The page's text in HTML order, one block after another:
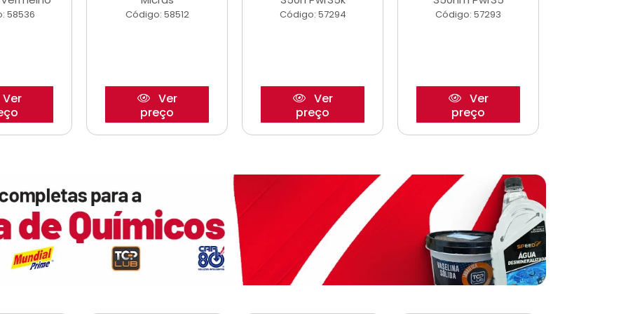
58536
Ver
Código: 58512
Ver
preço
Código: 57294
Ver
preço
Código: 57293
Ver
preço